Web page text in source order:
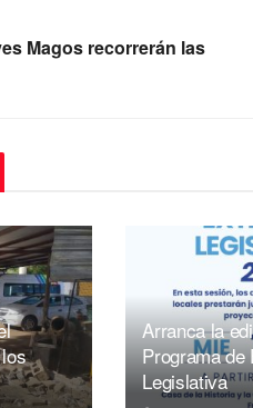
m
Magos recorrerán las
Arranca la
Programa de
Legislativa